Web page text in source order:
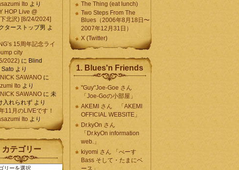
Ito より
HOP Live @
北沢) [8/24/2024]
ターストップ男 よ
15周年記念ライ
city
2022) に Blind
Sato より
NICK SAWANO に
Ito より
NICK SAWANO に 未
入れられず より
11月のLIVEです！
Ito より
カテゴリー
The Thing (eat lunch)
Two Steps From The
Blues（2006年8月18日〜
2007年12月31日）
X (Twitter)
1. Blues'n Friends
"Guy"Joe-Goe さん
「Joe-Goの小部屋」
AKEMI さん 「AKEMI
OFFICIAL WEBSITE」
Dr.kyOn さん
「Dr.kyOn information
web.」
kiyomi さん 「べーす
Bass そして・たまにベ